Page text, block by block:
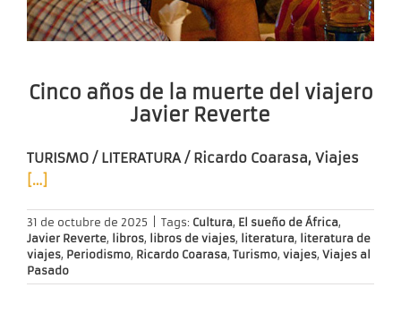
Cinco años de la muerte del viajero
Javier Reverte
TURISMO / LITERATURA / Ricardo Coarasa, Viajes
[…]
31 de octubre de 2025 Tags: Cultura, El sueño de África,
Javier Reverte, libros, libros de viajes, literatura, literatura de
viajes, Periodismo, Ricardo Coarasa, Turismo, viajes, Viajes al
Pasado